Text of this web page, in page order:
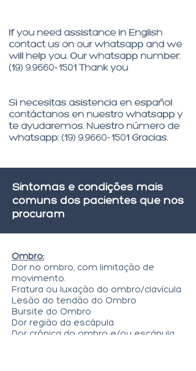
If you need assistance in English
contact us on our whatsapp and we
will help you. Our whatsapp number:
(19) 9.9660-1501Thank you
Si necesitas asistencia en español
contáctanos en nuestro whatsapp y
te ayudaremos. Nuestro número de
whatsapp: (19) 9.9660-1501 Gracias.
Sintomas e condições mais
comuns dos pacientes que nos
procuram
Ombro:
Dor no ombro, com limitação de
movimento.
Fratura ou luxação do ombro/clavícula
Lesão do tendão do Ombro
Bursite do Ombro
Dor região da escápula
Dor crônica do ombro e/ou escápula